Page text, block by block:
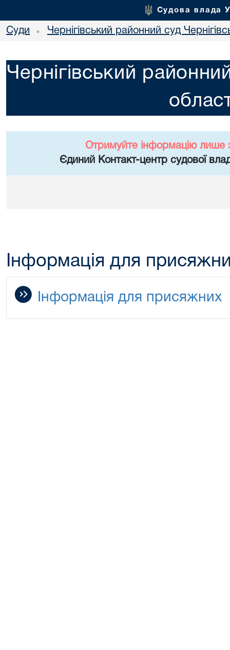
Судова влада
Суди • Чернігівський районний суд
Чернігівський
Отримуйте інформацію лише
Єдиний Контакт-центр судової
Інформація для
Інформація для присяжних